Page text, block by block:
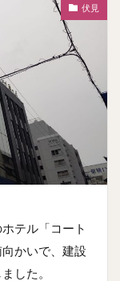
伏見
テル「コート
かいで、建設
した。